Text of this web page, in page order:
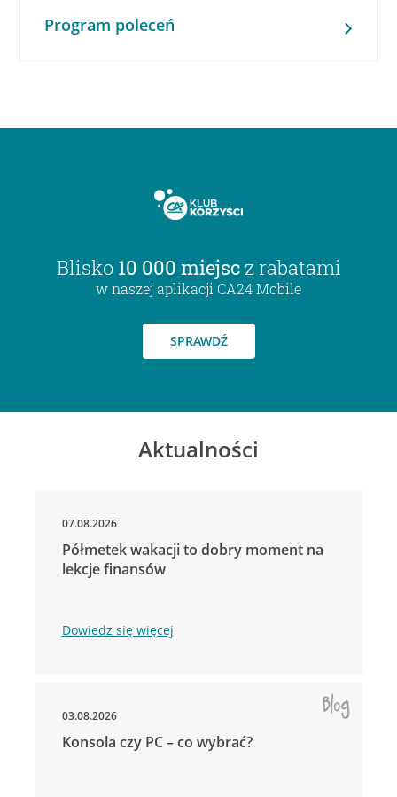
Program poleceń
Blisko 10 000 miejsc z rabatami
w naszej aplikacji CA24 Mobile
SPRAWDŹ
Aktualności
07.08.2026
Półmetek wakacji to dobry moment na
lekcje finansów
Dowiedz się więcej
03.08.2026
Konsola czy PC – co wybrać?